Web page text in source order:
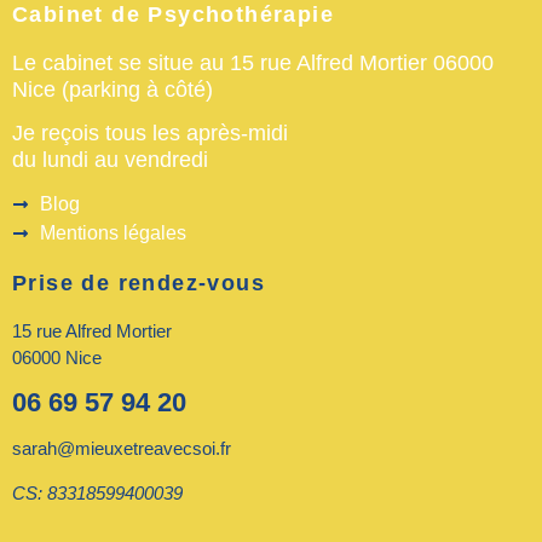
Cabinet de Psychothérapie
Le cabinet se situe au 15 rue Alfred Mortier 06000
Nice (parking à côté)
Je reçois tous les après-midi
du lundi au vendredi
Blog
Mentions légales
Prise de rendez-vous
15 rue Alfred Mortier
06000 Nice
06 69 57 94 20
sarah@mieuxetreavecsoi.fr
CS: 83318599400039